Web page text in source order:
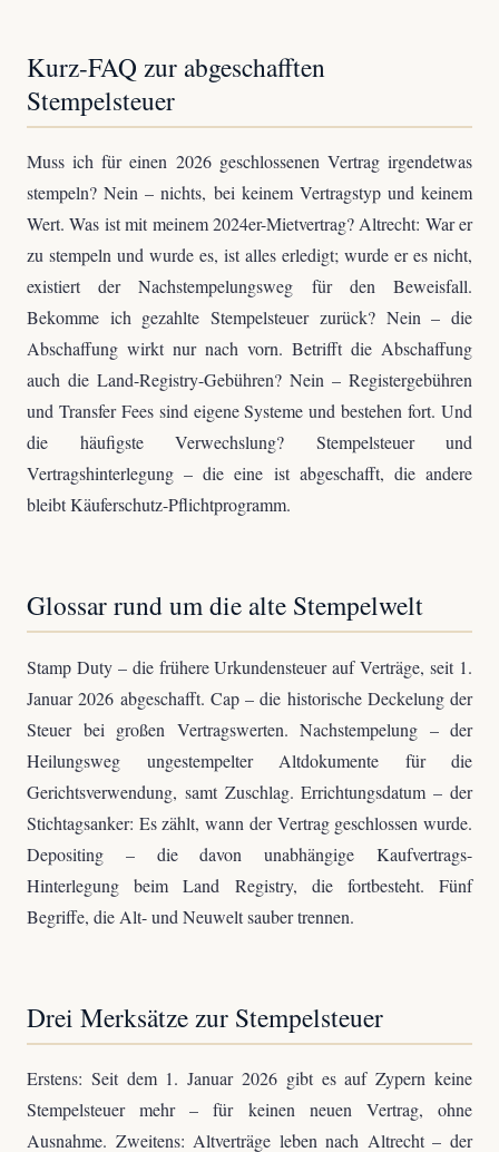
Kurz-FAQ zur abgeschafften
Stempelsteuer
Muss ich für einen 2026 geschlossenen Vertrag irgendetwas
stempeln? Nein – nichts, bei keinem Vertragstyp und keinem
Wert. Was ist mit meinem 2024er-Mietvertrag? Altrecht: War er
zu stempeln und wurde es, ist alles erledigt; wurde er es nicht,
existiert der Nachstempelungsweg für den Beweisfall.
Bekomme ich gezahlte Stempelsteuer zurück? Nein – die
Abschaffung wirkt nur nach vorn. Betrifft die Abschaffung
auch die Land-Registry-Gebühren? Nein – Registergebühren
und Transfer Fees sind eigene Systeme und bestehen fort. Und
die häufigste Verwechslung? Stempelsteuer und
Vertragshinterlegung – die eine ist abgeschafft, die andere
bleibt Käuferschutz-Pflichtprogramm.
Glossar rund um die alte Stempelwelt
Stamp Duty – die frühere Urkundensteuer auf Verträge, seit 1.
Januar 2026 abgeschafft. Cap – die historische Deckelung der
Steuer bei großen Vertragswerten. Nachstempelung – der
Heilungsweg ungestempelter Altdokumente für die
Gerichtsverwendung, samt Zuschlag. Errichtungsdatum – der
Stichtagsanker: Es zählt, wann der Vertrag geschlossen wurde.
Depositing – die davon unabhängige Kaufvertrags-
Hinterlegung beim Land Registry, die fortbesteht. Fünf
Begriffe, die Alt- und Neuwelt sauber trennen.
Drei Merksätze zur Stempelsteuer
Erstens: Seit dem 1. Januar 2026 gibt es auf Zypern keine
Stempelsteuer mehr – für keinen neuen Vertrag, ohne
Ausnahme. Zweitens: Altverträge leben nach Altrecht – der